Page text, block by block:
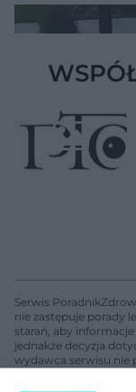
Serwis
nie zastępuje porady
starań, aby
jednakże decyzja
wydawca serwisu nie
nie prowadzi